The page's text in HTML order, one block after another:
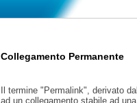
Collegamento Permanente
Il termine "Permalink", derivato
ad un collegamento stabile ad